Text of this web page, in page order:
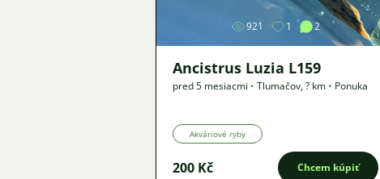
921 1 2
Ancistrus Luzia L159
pred 5 mesiacmi • Tlumačov,? km • Ponuka
Akváriové ryby
200 Kč Chcem kúpiť